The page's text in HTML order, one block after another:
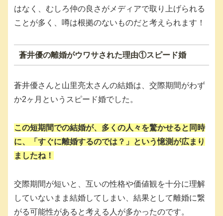
はなく、むしろ仲の良さがメディアで取り上げられる
ことが多く、噂は根拠のないものだと考えられます！
蒼井優の離婚がウワサされた理由①スピード婚
蒼井優さんと山里亮太さんの結婚は、交際期間がわず
か2ヶ月というスピード婚でした。
この短期間での結婚が、多くの人々を驚かせると同時
に、「すぐに離婚するのでは？」という憶測が広まり
ましたね！
交際期間が短いと、互いの性格や価値観を十分に理解
していないまま結婚してしまい、結果として離婚に繋
がる可能性があると考える人が多かったのです。